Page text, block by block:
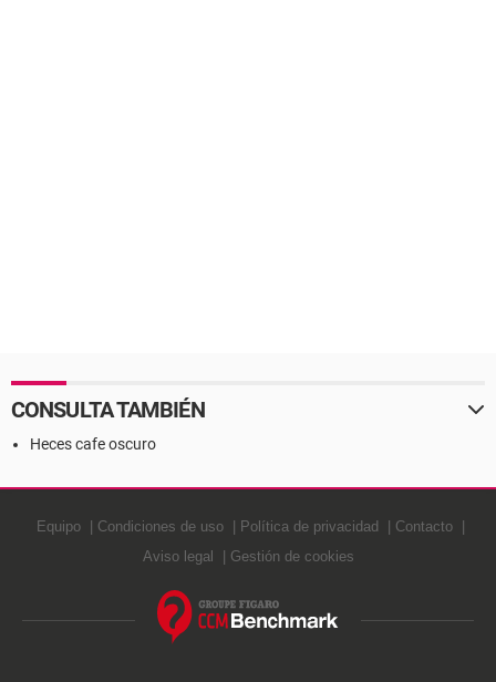
CONSULTA TAMBIÉN
Heces cafe oscuro
Equipo Condiciones de uso Política de privacidad
Contacto
Aviso legal
Gestión de cookies